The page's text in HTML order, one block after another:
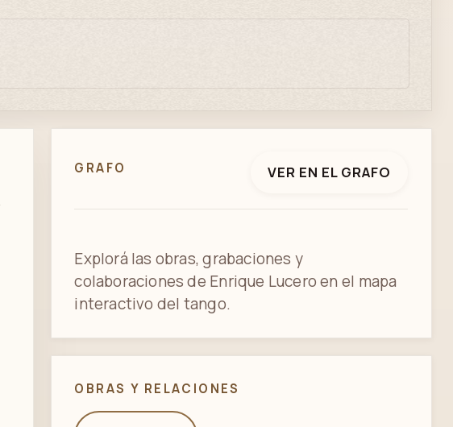
GRAFO VER EN EL GRAFO
Explorá las obras, grabaciones y
colaboraciones de Enrique Lucero en el mapa
interactivo del tango.
OBRAS Y RELACIONES